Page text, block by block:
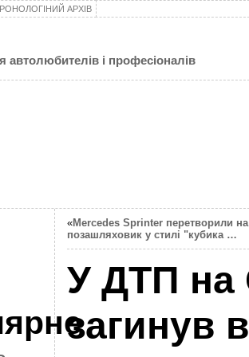
АРХІВ
і професіоналів
«Mercedes Sprinter перетворили на
позашляховик у стилі "кубика …
У ДТП на
загинув